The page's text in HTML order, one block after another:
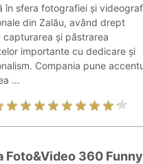
în sfera fotografiei și
din Zalău, având drept
și păstrarea
importante cu dedicare și
Compania pune
...
Foto&Video 360